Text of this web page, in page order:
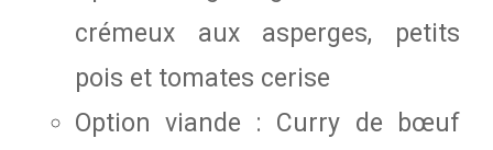
crémeux aux asperges, petits
pois et tomates cerise
Option viande : Curry de bœuf